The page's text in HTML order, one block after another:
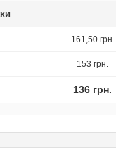
161,50 грн.
153 грн.
136 грн.